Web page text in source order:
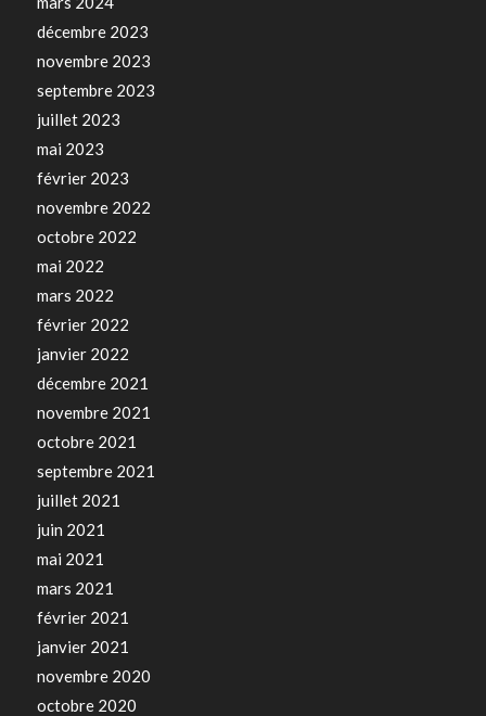
décembre 2023
novembre 2023
septembre 2023
juillet 2023
mai 2023
février 2023
novembre 2022
octobre 2022
mai 2022
mars 2022
février 2022
janvier 2022
décembre 2021
novembre 2021
octobre 2021
septembre 2021
juillet 2021
juin 2021
mai 2021
mars 2021
février 2021
janvier 2021
novembre 2020
octobre 2020